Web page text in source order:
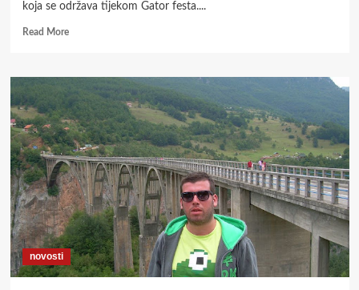
koja se održava tijekom Gator festa....
Read MoreRead
ADRENALINSKO
HEDONISTIČKI
VIKEND
U
BARANJI
novosti